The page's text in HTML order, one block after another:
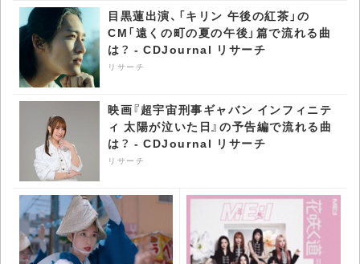
目黒蓮出演、「キリン 午後の紅茶」の
CM「遠くの町の夏の午後」篇で流れる曲
は？ - CDJournal リサーチ
リサーチ
映画『超宇宙刑事ギャバン インフィニテ
ィ 太陽が泣いた日』の予告編で流れる曲
は？ - CDJournal リサーチ
リサーチ